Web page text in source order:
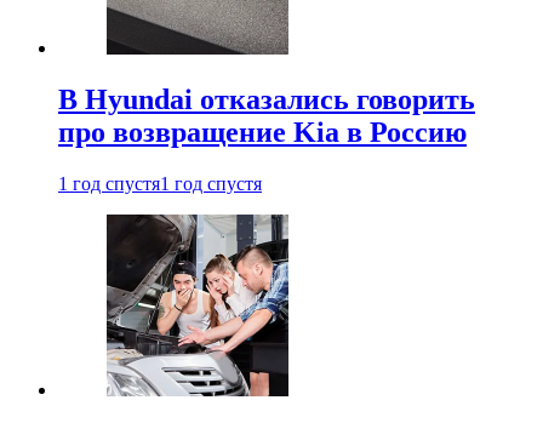
В Hyundai отказались говорить
про возвращение Kia в Россию
1 год спустя1 год спустя